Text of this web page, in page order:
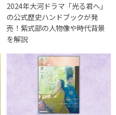
2024年大河ドラマ「光る君へ」
の公式歴史ハンドブックが発
売！紫式部の人物像や時代背景
を解説